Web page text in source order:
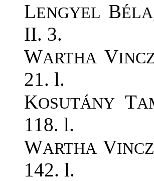
LENGYEL B
II. 3.
WARTHA V
21. l.
KOSUTÁNY T
118. l.
WARTHA V
142. l.